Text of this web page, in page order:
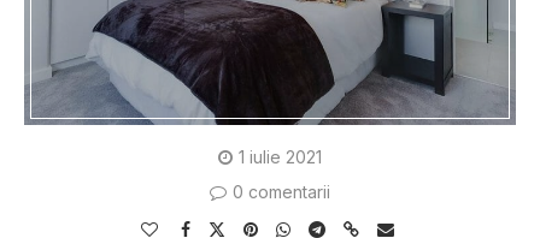
1 iulie 2021
0 comentarii